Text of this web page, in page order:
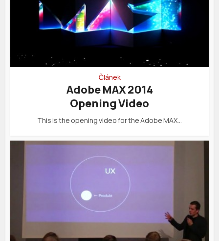
Článek
Adobe MAX 2014
Opening Video
This is the opening video for the Adobe MAX…